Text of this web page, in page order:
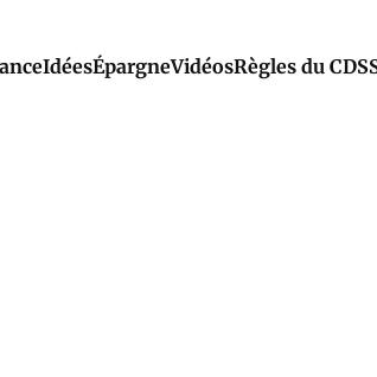
IdéesÉpargneVidéosRègles du CDS